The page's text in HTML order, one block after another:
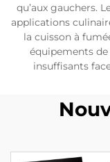
qu’aux gauchers.
applications
la cuisson à
équipements
insuffisants